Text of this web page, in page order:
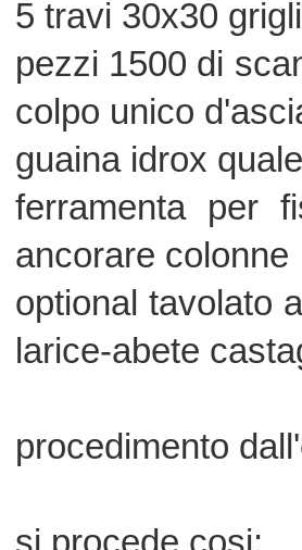
allo schiodo -
al taglio a misura delle
all'intarsio e asciatura
al taglio a misura dei
al taglio griglia
al taglio pavimento a
alla realizzazione a
alla realizzazione
.eventuali crepe o